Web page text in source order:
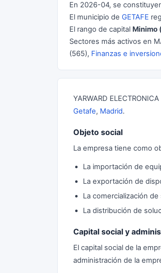
En 2026-04, se
El municipio de GETAFE
El rango de capital Minimo
Sectores más activos en
(565), Finanzas e
YARWARD
Getafe, Madrid.
Objeto social
La empresa tiene como
La importación de
La exportación de
La comercialización
La distribución de
Capital social y
El capital social de la
administración de la